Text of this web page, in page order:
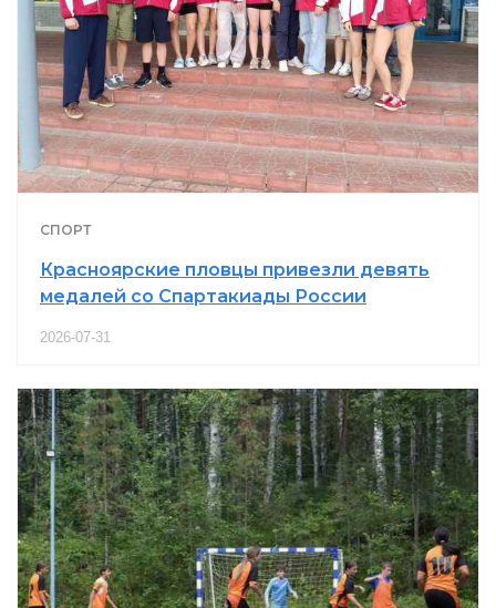
СПОРТ
Красноярские пловцы привезли девять
медалей со Спартакиады России
2026-07-31